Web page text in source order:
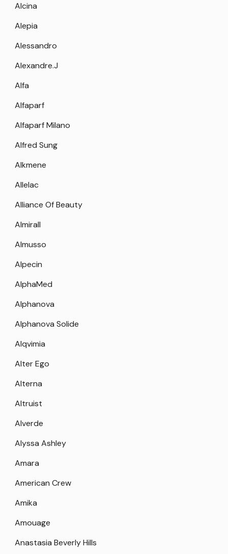
Alcina
Alepia
Alessandro
Alexandre.J
Alfa
Alfaparf
Alfaparf Milano
Alfred Sung
Alkmene
Allelac
Alliance Of Beauty
Almirall
Almusso
Alpecin
AlphaMed
Alphanova
Alphanova Solide
Alqvimia
Alter Ego
Alterna
Altruist
Alverde
Alyssa Ashley
Amara
American Crew
Amika
Amouage
Anastasia Beverly Hills